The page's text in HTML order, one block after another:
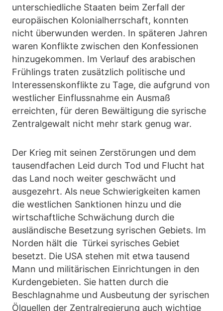
unterschiedliche Staaten beim Zerfall der
europäischen Kolonialherrschaft, konnten
nicht überwunden werden. In späteren Jahren
waren Konflikte zwischen den Konfessionen
hinzugekommen. Im Verlauf des arabischen
Frühlings traten zusätzlich politische und
Interessenskonflikte zu Tage, die aufgrund von
westlicher Einflussnahme ein Ausmaß
erreichten, für deren Bewältigung die syrische
Zentralgewalt nicht mehr stark genug war.
Der Krieg mit seinen Zerstörungen und dem
tausendfachen Leid durch Tod und Flucht hat
das Land noch weiter geschwächt und
ausgezehrt. Als neue Schwierigkeiten kamen
die westlichen Sanktionen hinzu und die
wirtschaftliche Schwächung durch die
ausländische Besetzung syrischen Gebiets. Im
Norden hält die Türkei syrisches Gebiet
besetzt. Die USA stehen mit etwa tausend
Mann und militärischen Einrichtungen in den
Kurdengebieten. Sie hatten durch die
Beschlagnahme und Ausbeutung der syrischen
Ölquellen der Zentralregierung auch wichtige